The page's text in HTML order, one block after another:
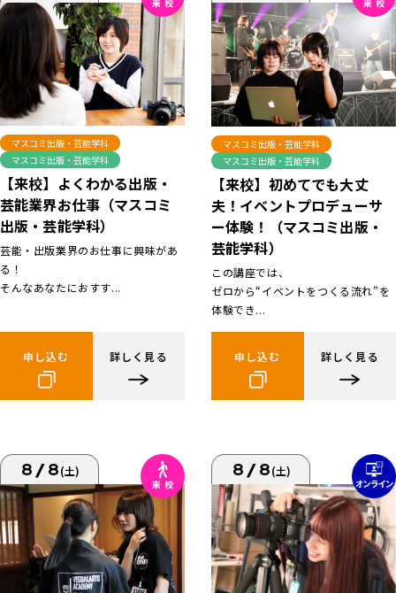
マスコミ出版・芸能学科
マスコミ出版・芸能学科
【来校】よくわかる出版・
芸能業界お仕事（マスコミ
出版・芸能学科）
芸能・出版業界のお仕事に興味があ
る！
そんなあなたにおすす...
申し込む 詳しく見る
マスコミ出版・芸能学科
マスコミ出版・芸能学科
【来校】初めてでも大丈
夫！イベントプロデューサ
ー体験！（マスコミ出版・
芸能学科）
この講座では、
ゼロから“イベントをつくる流れ”を
体験でき...
申し込む 詳しく見る
8/8(土) 8/8(土)